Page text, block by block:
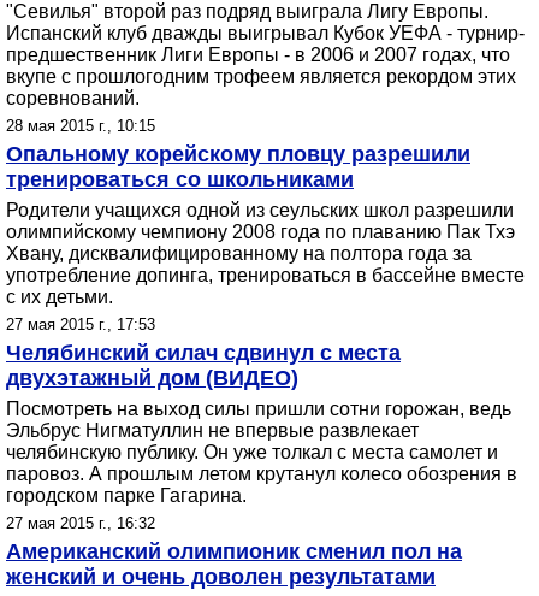
"Севилья" второй раз подряд выиграла Лигу Европы.
Испанский клуб дважды выигрывал Кубок УЕФА - турнир-
предшественник Лиги Европы - в 2006 и 2007 годах, что
вкупе с прошлогодним трофеем является рекордом этих
соревнований.
28 мая 2015 г., 10:15
Опальному корейскому пловцу разрешили
тренироваться со школьниками
Родители учащихся одной из сеульских школ разрешили
олимпийскому чемпиону 2008 года по плаванию Пак Тхэ
Хвану, дисквалифицированному на полтора года за
употребление допинга, тренироваться в бассейне вместе
с их детьми.
27 мая 2015 г., 17:53
Челябинский силач сдвинул с места
двухэтажный дом (ВИДЕО)
Посмотреть на выход силы пришли сотни горожан, ведь
Эльбрус Нигматуллин не впервые развлекает
челябинскую публику. Он уже толкал с места самолет и
паровоз. А прошлым летом крутанул колесо обозрения в
городском парке Гагарина.
27 мая 2015 г., 16:32
Американский олимпионик сменил пол на
женский и очень доволен результатами